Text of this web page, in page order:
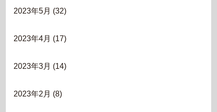
2023年5月 (32)
2023年4月 (17)
2023年3月 (14)
2023年2月 (8)